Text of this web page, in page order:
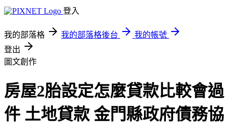
登入
我的部落格 我的部落格後台
我的帳號
登出
圖文創作
房屋2胎設定怎麼貸款比較會過
件 土地貸款 金門縣政府債務協